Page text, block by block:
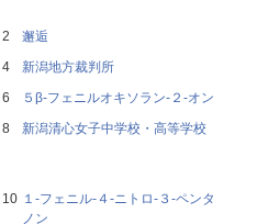
邂逅
新潟地方裁判所
５β‐フェニルオキソラン‐２‐オン
新潟清心女子中学校・高等学校
１‐フェニル‐４‐ニトロ‐３‐ペンタ
ノン